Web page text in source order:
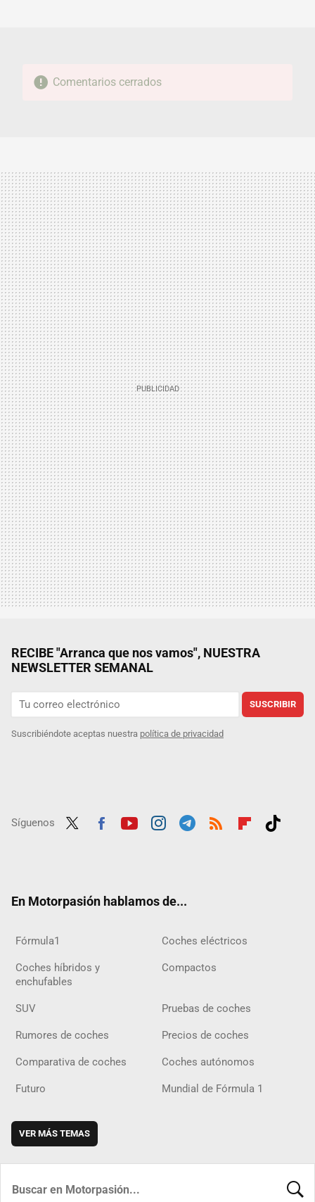
Comentarios cerrados
RECIBE "Arranca que nos vamos", NUESTRA
NEWSLETTER SEMANAL
SUSCRIBIR
Suscribiéndote aceptas nuestra política de privacidad
Síguenos
En Motorpasión hablamos de...
Fórmula1 Coches eléctricos
Coches híbridos y
enchufables
Compactos
SUV Pruebas de coches
Rumores de coches Precios de coches
Comparativa de coches Coches autónomos
Futuro Mundial de Fórmula 1
VER MÁS TEMAS